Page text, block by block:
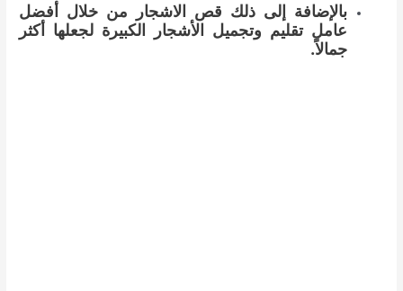
بالإضافة إلى ذلك قص الاشجار من خلال أفضل
عامل تقليم وتجميل الأشجار الكبيرة لجعلها أكثر
جمالاً.